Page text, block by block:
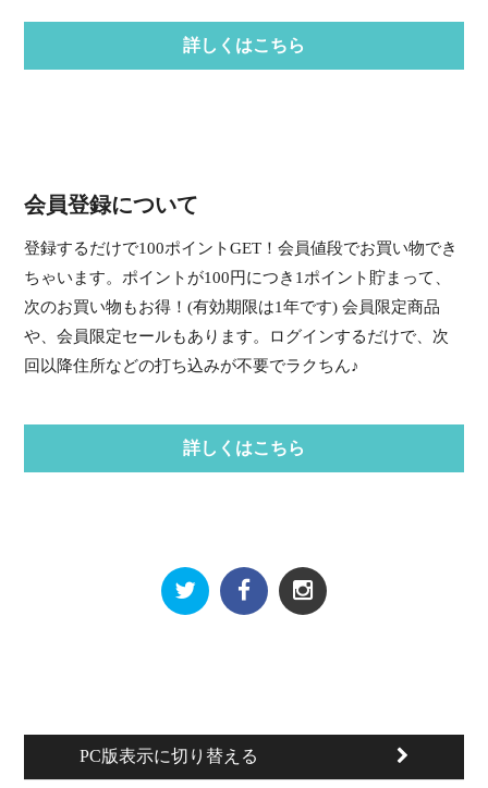
詳しくはこちら
会員登録について
登録するだけで100ポイントGET！会員値段でお買い物でき
ちゃいます。ポイントが100円につき1ポイント貯まって、
次のお買い物もお得！(有効期限は1年です) 会員限定商品
や、会員限定セールもあります。ログインするだけで、次
回以降住所などの打ち込みが不要でラクちん♪
詳しくはこちら
PC版表示に切り替える